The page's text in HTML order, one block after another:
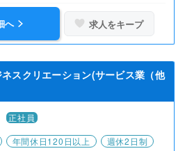
へ 求人をキープ
スクリエーション(サービス業（他
正社員
年間休日120日以上
週休2日制